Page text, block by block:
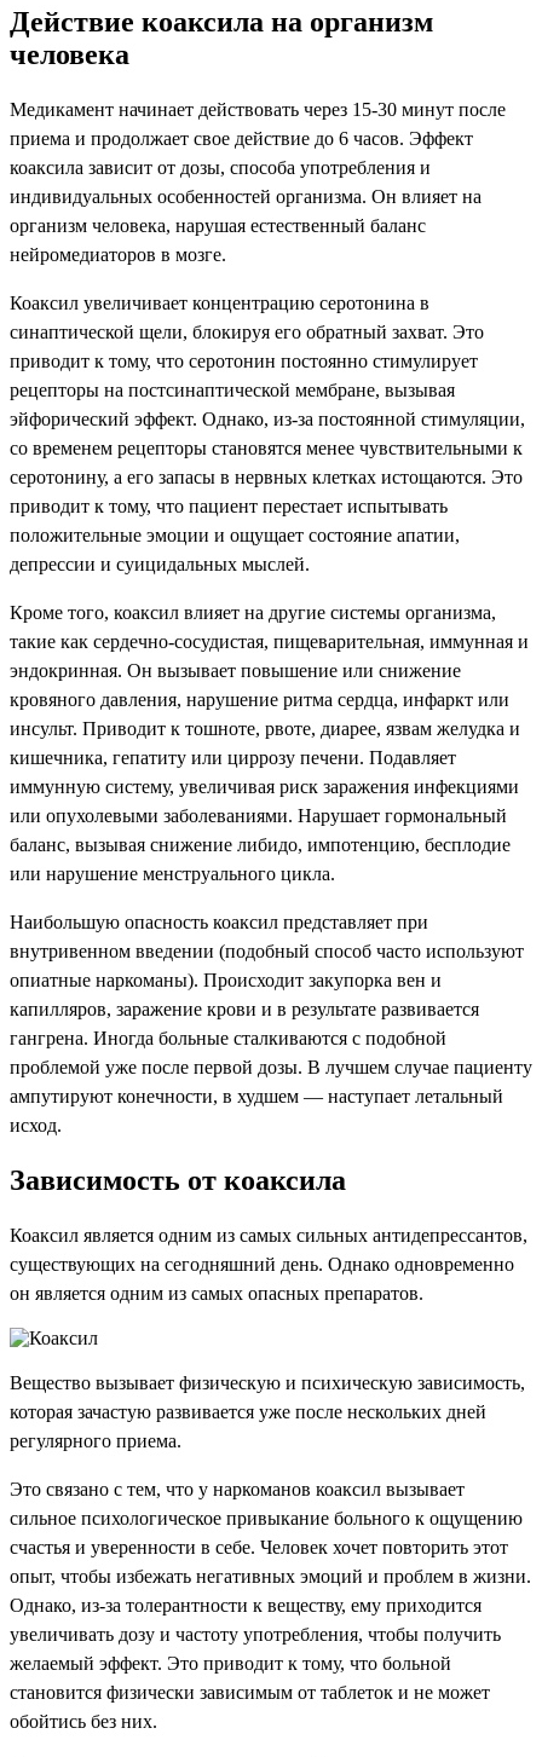
Действие коаксила на организм
человека
Медикамент начинает действовать через 15-30 минут после
приема и продолжает свое действие до 6 часов. Эффект
коаксила зависит от дозы, способа употребления и
индивидуальных особенностей организма. Он влияет на
организм человека, нарушая естественный баланс
нейромедиаторов в мозге.
Коаксил увеличивает концентрацию серотонина в
синаптической щели, блокируя его обратный захват. Это
приводит к тому, что серотонин постоянно стимулирует
рецепторы на постсинаптической мембране, вызывая
эйфорический эффект. Однако, из-за постоянной стимуляции,
со временем рецепторы становятся менее чувствительными к
серотонину, а его запасы в нервных клетках истощаются. Это
приводит к тому, что пациент перестает испытывать
положительные эмоции и ощущает состояние апатии,
депрессии и суицидальных мыслей.
Кроме того, коаксил влияет на другие системы организма,
такие как сердечно-сосудистая, пищеварительная, иммунная и
эндокринная. Он вызывает повышение или снижение
кровяного давления, нарушение ритма сердца, инфаркт или
инсульт. Приводит к тошноте, рвоте, диарее, язвам желудка и
кишечника, гепатиту или циррозу печени. Подавляет
иммунную систему, увеличивая риск заражения инфекциями
или опухолевыми заболеваниями. Нарушает гормональный
баланс, вызывая снижение либидо, импотенцию, бесплодие
или нарушение менструального цикла.
Наибольшую опасность коаксил представляет при
внутривенном введении (подобный способ часто используют
опиатные наркоманы). Происходит закупорка вен и
капилляров, заражение крови и в результате развивается
гангрена. Иногда больные сталкиваются с подобной
проблемой уже после первой дозы. В лучшем случае пациенту
ампутируют конечности, в худшем — наступает летальный
исход.
Зависимость от коаксила
Коаксил является одним из самых сильных антидепрессантов,
существующих на сегодняшний день. Однако одновременно
он является одним из самых опасных препаратов.
Вещество вызывает физическую и психическую зависимость,
которая зачастую развивается уже после нескольких дней
регулярного приема.
Это связано с тем, что у наркоманов коаксил вызывает
сильное психологическое привыкание больного к ощущению
счастья и уверенности в себе. Человек хочет повторить этот
опыт, чтобы избежать негативных эмоций и проблем в жизни.
Однако, из-за толерантности к веществу, ему приходится
увеличивать дозу и частоту употребления, чтобы получить
желаемый эффект. Это приводит к тому, что больной
становится физически зависимым от таблеток и не может
обойтись без них.